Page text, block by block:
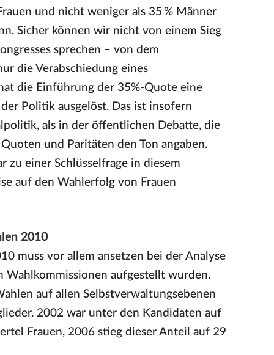
und nicht weniger als 35 % Männer
Sicher können wir nicht von einem Sieg
sprechen – von dem
die Verabschiedung eines
die Einführung der 35%-Quote eine
Politik ausgelöst. Das ist insofern
als in der öffentlichen Debatte, die
und Paritäten den Ton angaben.
zu einer Schlüsselfrage in diesem
auf den Wahlerfolg von Frauen
2010
muss vor allem ansetzen bei der Analyse
Wahlkommissionen aufgestellt wurden.
auf allen Selbstverwaltungsebenen
2002 war unter den Kandidaten auf
Frauen, 2006 stieg dieser Anteil auf 29